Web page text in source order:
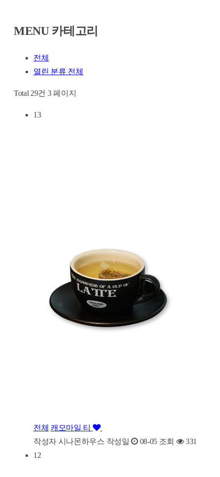
MENU 카테고리
전체
열린 분류 전체
Total 29건 3 페이지
13
전체 캐모마일 티
작성자 시나몬하우스 작성일 08-05 조회
331
12